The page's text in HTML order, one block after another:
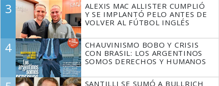
3
ALEXIS MAC ALLISTER CUMPLIÓ
Y SE IMPLANTÓ PELO ANTES DE
VOLVER AL FÚTBOL INGLÉS
4
CHAUVINISMO BOBO Y CRISIS
CON BRASIL: LOS ARGENTINOS
SOMOS DERECHOS Y HUMANOS
SANTILLI SE SUMÓ A BULLRICH